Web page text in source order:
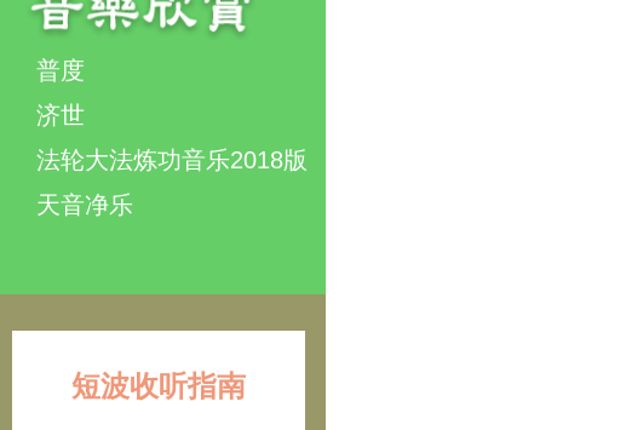
普度
济世
法轮大法炼功音乐2018版
天音净乐
短波收听指南